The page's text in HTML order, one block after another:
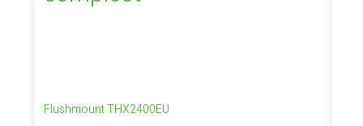
Flushmount THX2400EU